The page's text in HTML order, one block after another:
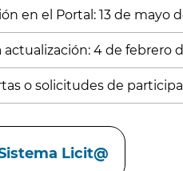
en el Portal: 13 de mayo
4 de febrero
o solicitudes de
Licit@